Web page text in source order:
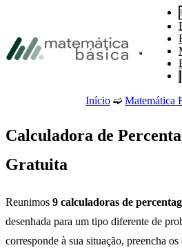
Ir para o rodapé
Início ➫ Matemática
Calculadora de
Gratuita
Reunimos 9 calculadoras de
desenhada para um tipo diferente de
corresponde à sua situação, preencha